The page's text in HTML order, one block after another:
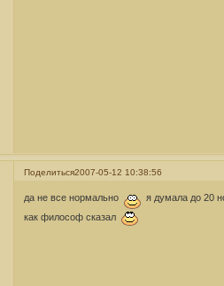
Поделиться2007-05-12 10:38:56
да не все нормально
я думала до 20
как философ сказал